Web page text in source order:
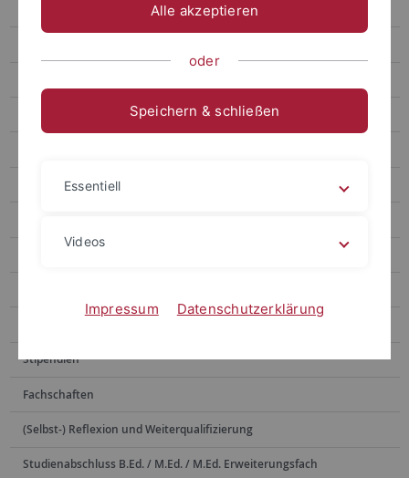
Gymnasiales Lehramt Staatsexamen/GymPO I
Studienstart: Erstsemester Infos
Wegweiser: Wann, was, wer, wo?
Stipendien
Fachschaften
(Selbst-) Reflexion und Weiterqualifizierung
Studienabschluss B.Ed. / M.Ed. / M.Ed. Erweiterungsfach
Alle akzeptieren
oder
Speichern & schließen
Essentiell
Videos
Impressum Datenschutzerklärung